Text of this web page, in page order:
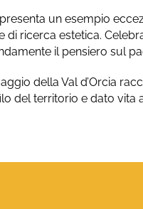
un esempio
di ricerca estetica.
il pensiero sul
della Val d’Orcia
del territorio e dato